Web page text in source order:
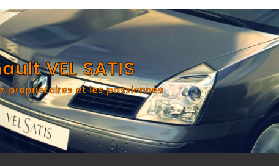
VEL SATIS
propriétaires et les passionnés